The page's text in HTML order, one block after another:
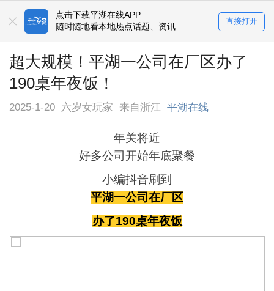
点击下载平湖在线APP
随时随地看本地热点话题、资讯
直接打开
超大规模！平湖一公司在厂区办了
190桌年夜饭！
2025-1-20 六岁女玩家 来自浙江 平湖在线
年关将近
好多公司开始年底聚餐
小编抖音刷到
平湖一公司在厂区
办了190桌年夜饭